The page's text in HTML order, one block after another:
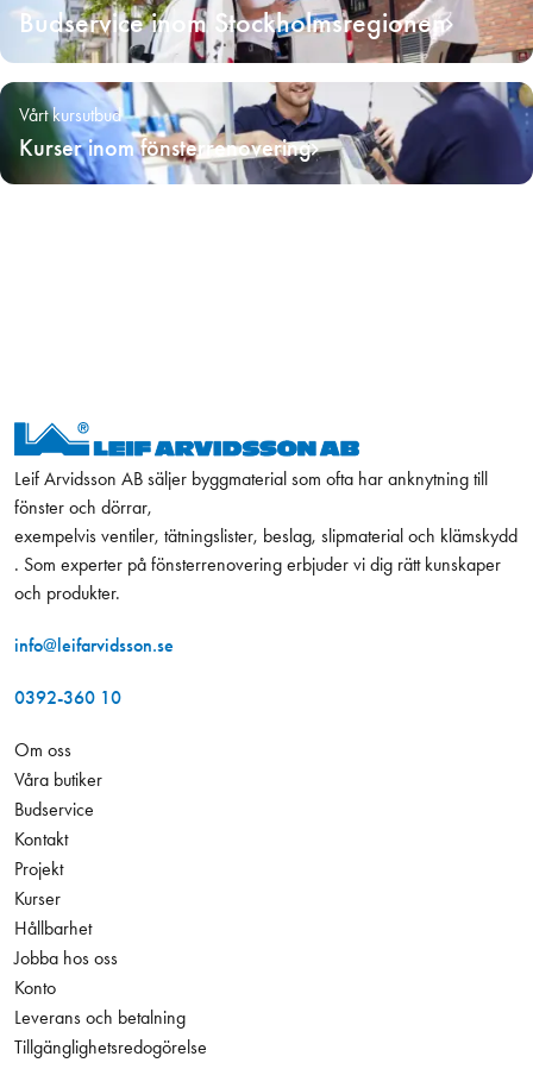
Budservice inom Stockholmsregionen
Vårt kursutbud
Kurser inom fönsterrenovering
Leif Arvidsson AB säljer byggmaterial som ofta har anknytning till
fönster och dörrar,
exempelvis ventiler, tätningslister, beslag, slipmaterial och klämskydd
. Som experter på fönsterrenovering erbjuder vi dig rätt kunskaper
och produkter.
info@leifarvidsson.se
0392-360 10
Om oss
Våra butiker
Budservice
Kontakt
Projekt
Kurser
Hållbarhet
Jobba hos oss
Konto
Leverans och betalning
Tillgänglighetsredogörelse